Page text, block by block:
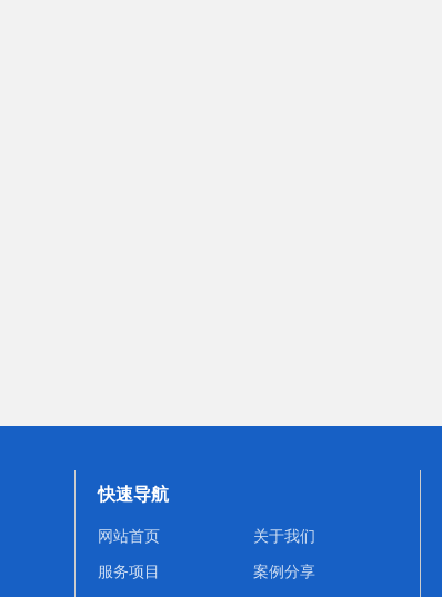
快速导航
网站首页 关于我们
服务项目 案例分享